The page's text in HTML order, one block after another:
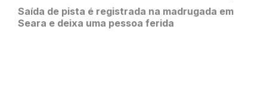
Saída de pista é registrada na madrugada em
Seara e deixa uma pessoa ferida